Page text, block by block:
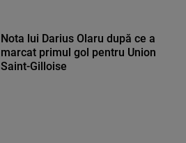
Nota lui Darius Olaru după ce a
marcat primul gol pentru Union
Saint-Gilloise